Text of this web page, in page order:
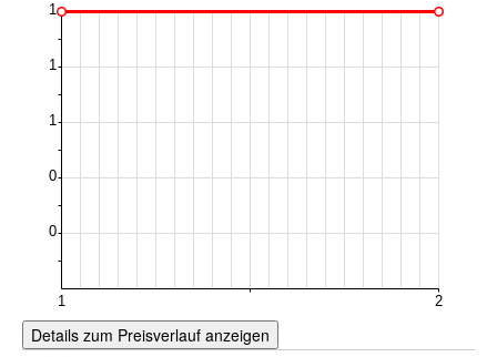
Details zum Preisverlauf anzeigen